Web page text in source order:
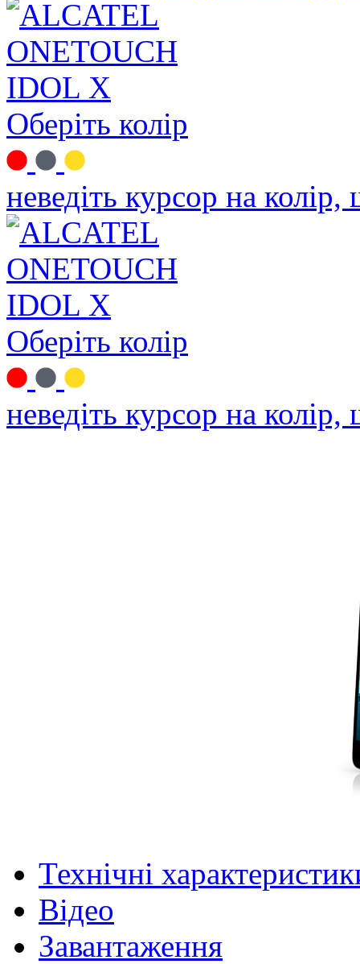
Оберіть колір
неведіть курсор на
Оберіть колір
неведіть курсор на
Технічні
Відео
Завантаження